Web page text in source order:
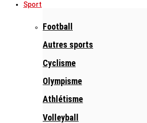
Sport
Football
Autres sports
Cyclisme
Olympisme
Athlétisme
Volleyball